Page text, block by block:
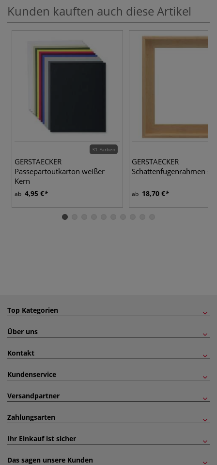
Kunden kauften auch diese Artikel
31 Farben
GERSTAECKER
Passepartoutkarton weißer
Kern
ab 4,95 €
GERSTAECKER
Schattenfugenrahmen
ab 18,70 €
Top Kategorien
Über uns
Kontakt
Kundenservice
Versandpartner
Zahlungsarten
Ihr Einkauf ist sicher
Das sagen unsere Kunden